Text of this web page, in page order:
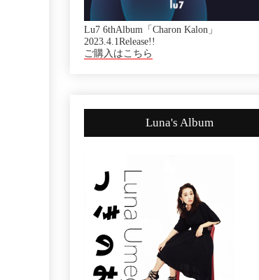
Lu7 6thAlbum「Charon Kalon」
2023.4.1Release!!
ご購入はこちら
Luna's Album